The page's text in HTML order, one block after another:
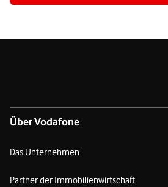
Über Vodafone
Das Unternehmen
Partner der Immobilienwirtschaft